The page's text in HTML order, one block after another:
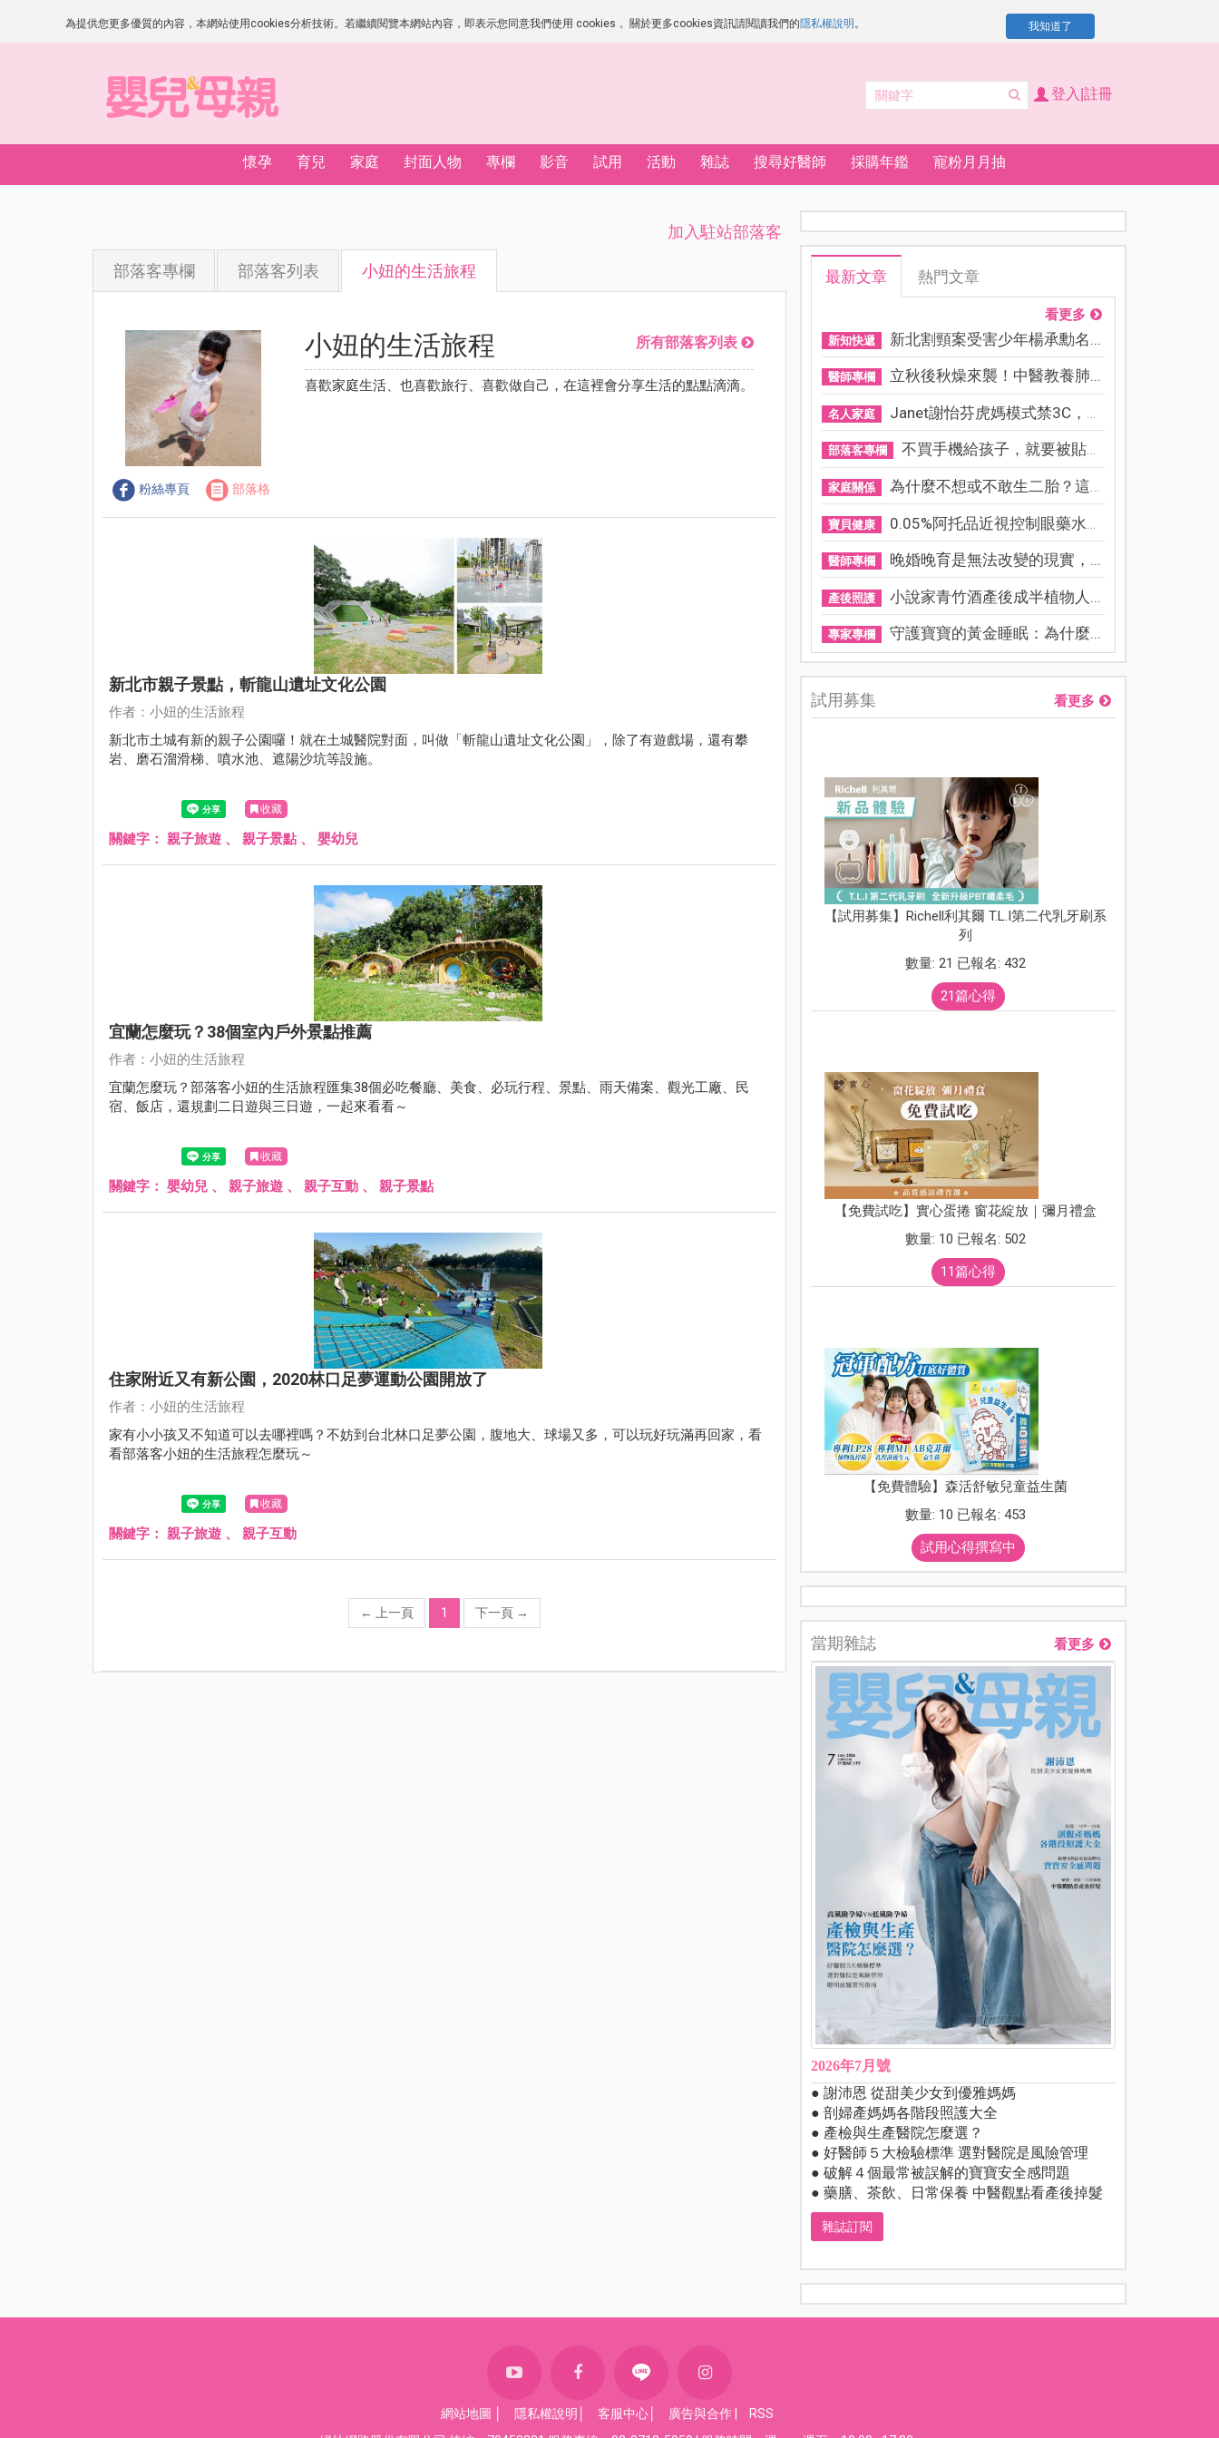
為提供您更多優質的內容，本網站使用cookies分析技術。若繼續閱覽本網站內容，即表示您同意我們使用 cookies， 關於更多cookies資訊請閱讀我們的隱私權說明 。 我知道了
登入|註冊
懷孕 育兒 家庭 封面人物 專欄 影音 試用 活動 雜誌 搜尋好醫師 採購年鑑 寵粉月月抽
加入駐站部落客
部落客專欄 部落客列表 小妞的生活旅程
粉絲專頁 部落格
小妞的生活旅程 所有部落客列表
喜歡家庭生活、也喜歡旅行、喜歡做自己，在這裡會分享生活的點點滴滴。
新北市親子景點，斬龍山遺址文化公園
作者：小妞的生活旅程
新北市土城有新的親子公園囉！就在土城醫院對面，叫做「斬龍山遺址文化公園」，除了有遊戲場，還有攀
岩、磨石溜滑梯、噴水池、遮陽沙坑等設施。
收藏
關鍵字： 親子旅遊 、 親子景點 、 嬰幼兒
宜蘭怎麼玩？38個室內戶外景點推薦
作者：小妞的生活旅程
宜蘭怎麼玩？部落客小妞的生活旅程匯集38個必吃餐廳、美食、必玩行程、景點、雨天備案、觀光工廠、民
宿、飯店，還規劃二日遊與三日遊，一起來看看～
收藏
關鍵字： 嬰幼兒 、 親子旅遊 、 親子互動 、 親子景點
住家附近又有新公園，2020林口足夢運動公園開放了
作者：小妞的生活旅程
家有小小孩又不知道可以去哪裡嗎？不妨到台北林口足夢公園，腹地大、球場又多，可以玩好玩滿再回家，看
看部落客小妞的生活旅程怎麼玩～
收藏
關鍵字： 親子旅遊 、 親子互動
← 上一頁 1 下一頁 →
最新文章 熱門文章
看更多
新知快遞 新北割頸案受害少年楊承勳名...
醫師專欄 立秋後秋燥來襲！中醫教養肺...
名人家庭 Janet謝怡芬虎媽模式禁3C，看...
部落客專欄 不買手機給孩子，就要被貼「...
家庭關係 為什麼不想或不敢生二胎？這8...
寶貝健康 0.05%阿托品近視控制眼藥水納...
醫師專欄 晚婚晚育是無法改變的現實，...
產後照護 小說家青竹酒產後成半植物人...
專家專欄 守護寶寶的黃金睡眠：為什麼...
試用募集 看更多
【試用募集】Richell利其爾 T.L.I第二代乳牙刷系
列
數量: 21 已報名: 432
21篇心得
【免費試吃】實心蛋捲 窗花綻放｜彌月禮盒
數量: 10 已報名: 502
11篇心得
【免費體驗】森活舒敏兒童益生菌
數量: 10 已報名: 453
試用心得撰寫中
當期雜誌 看更多
2026年7月號
● 謝沛恩 從甜美少女到優雅媽媽
● 剖婦產媽媽各階段照護大全
● 產檢與生產醫院怎麼選？
● 好醫師５大檢驗標準 選對醫院是風險管理
● 破解４個最常被誤解的寶寶安全感問題
● 藥膳、茶飲、日常保養 中醫觀點看產後掉髮
雜誌訂閱
網站地圖 隱私權說明 客服中心 廣告與合作
RSS